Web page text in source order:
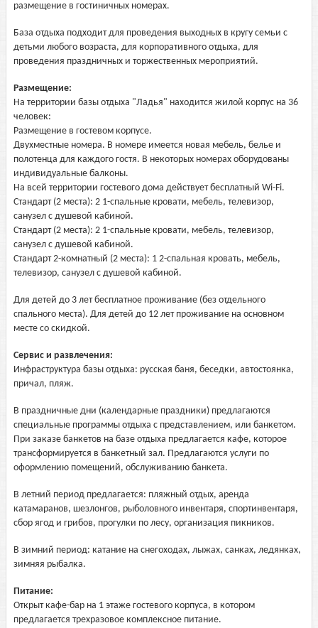
размещение в гостиничных номерах.
База отдыха подходит для проведения выходных в кругу семьи с
детьми любого возраста, для корпоративного отдыха, для
проведения праздничных и торжественных мероприятий.
Размещение:
На территории базы отдыха "Ладья" находится жилой корпус на 36
человек:
Размещение в гостевом корпусе.
Двухместные номера. В номере имеется новая мебель, белье и
полотенца для каждого гостя. В некоторых номерах оборудованы
индивидуальные балконы.
На всей территории гостевого дома действует бесплатный Wi-Fi.
Стандарт (2 места): 2 1-спальные кровати, мебель, телевизор,
санузел с душевой кабиной.
Стандарт (2 места): 2 1-спальные кровати, мебель, телевизор,
санузел с душевой кабиной.
Стандарт 2-комнатный (2 места): 1 2-спальная кровать, мебель,
телевизор, санузел с душевой кабиной.
Для детей до 3 лет бесплатное проживание (без отдельного
спального места). Для детей до 12 лет проживание на основном
месте со скидкой.
Сервис и развлечения:
Инфраструктура базы отдыха: русская баня, беседки, автостоянка,
причал, пляж.
В праздничные дни (календарные праздники) предлагаются
специальные программы отдыха с представлением, или банкетом.
При заказе банкетов на базе отдыха предлагается кафе, которое
трансформируется в банкетный зал. Предлагаются услуги по
оформлению помещений, обслуживанию банкета.
В летний период предлагается: пляжный отдых, аренда
катамаранов, шезлонгов, рыболовного инвентаря, спортинвентаря,
сбор ягод и грибов, прогулки по лесу, организация пикников.
В зимний период: катание на снегоходах, лыжах, санках, ледянках,
зимняя рыбалка.
Питание:
Открыт кафе-бар на 1 этаже гостевого корпуса, в котором
предлагается трехразовое комплексное питание.